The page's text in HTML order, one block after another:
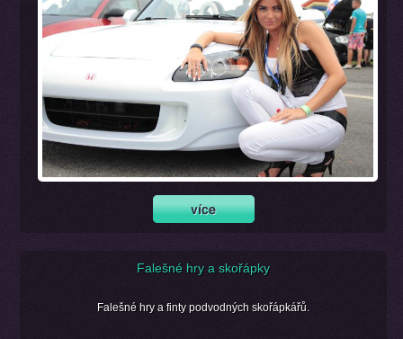
Falešné hry a skořápky
Falešné hry a finty podvodných skořápkářů.